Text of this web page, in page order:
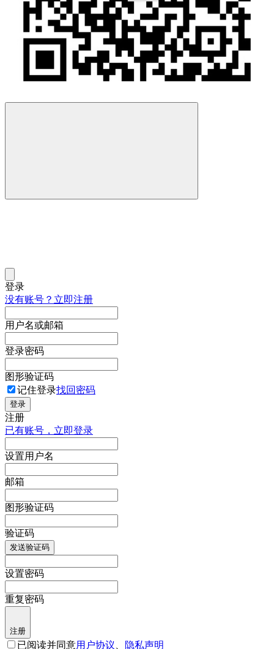
登录
没有账号？立即注册
用户名或邮箱
登录密码
图形验证码
记住登录找回密码
登录
注册
已有账号，立即登录
设置用户名
邮箱
图形验证码
验证码
发送验证码
设置密码
重复密码
注册
已阅读并同意用户协议 隐私声明